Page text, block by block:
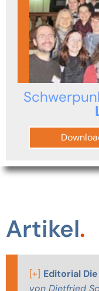
Artikel
[+] Editorial
von Dietfried